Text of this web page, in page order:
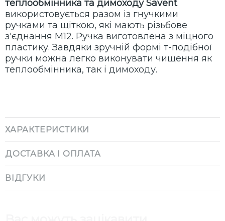
теплообмінника та димоходу Savent
використовується разом із гнучкими
ручками та щіткою, які мають різьбове
з'єднання М12. Ручка виготовлена з міцного
пластику. Завдяки зручній формі т-подібної
ручки можна легко виконувати чищення як
теплообмінника, так і димоходу.
ХАРАКТЕРИСТИКИ
ДОСТАВКА І ОПЛАТА
ВІДГУКИ